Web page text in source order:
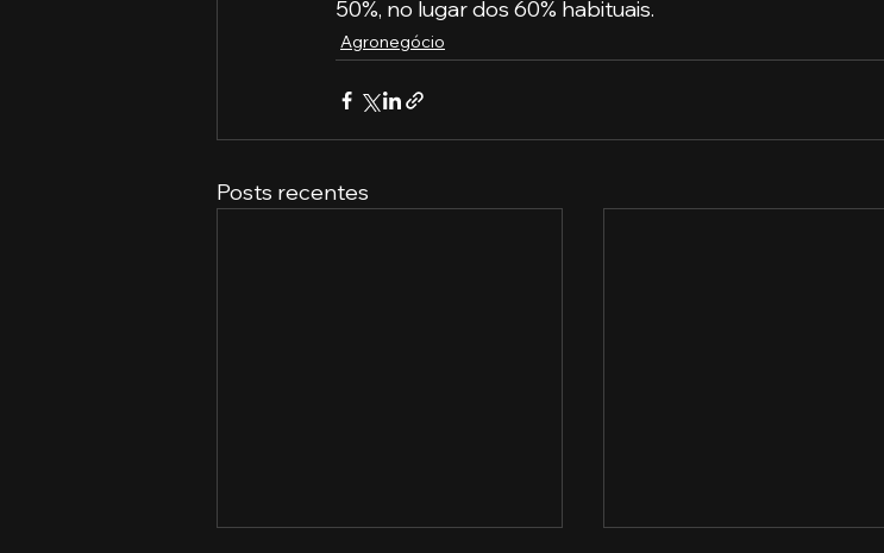
50%, no lugar dos 60% habituais.
Agronegócio
Posts recentes